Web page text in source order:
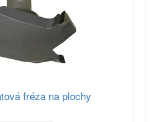
fréza na plochy